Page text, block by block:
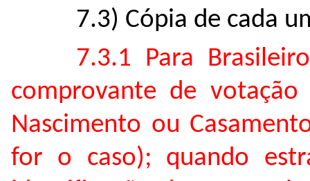
7.3) Cópia de cada
7.3.1 Para
comprovante de
Nascimento ou
for o caso); quando